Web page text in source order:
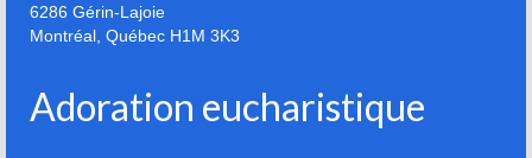
6286 Gérin-Lajoie
Montréal, Québec H1M 3K3
Adoration eucharistique